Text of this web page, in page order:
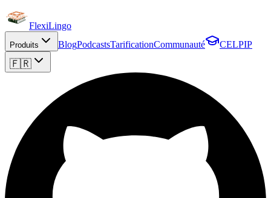
FlexiLingo
Produits BlogPodcastsTarificationCommunauté CELPIP
🇫🇷